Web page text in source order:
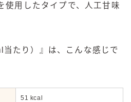
使用したタイプで、人工甘味
たり）』は、こんな感じで
51 kcal